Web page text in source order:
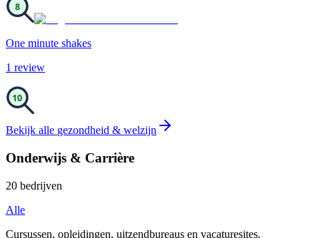
8
One minute shakes
1 review
10
Bekijk alle gezondheid & welzijn
Onderwijs & Carrière
20 bedrijven
Alle
Cursussen, opleidingen, uitzendbureaus en vacaturesites.